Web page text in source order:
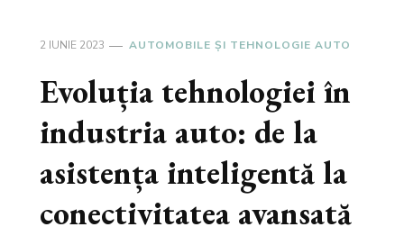
2 IUNIE 2023 AUTOMOBILE ȘI TEHNOLOGIE AUTO
Evoluția tehnologiei în
industria auto: de la
asistența inteligentă la
conectivitatea avansată